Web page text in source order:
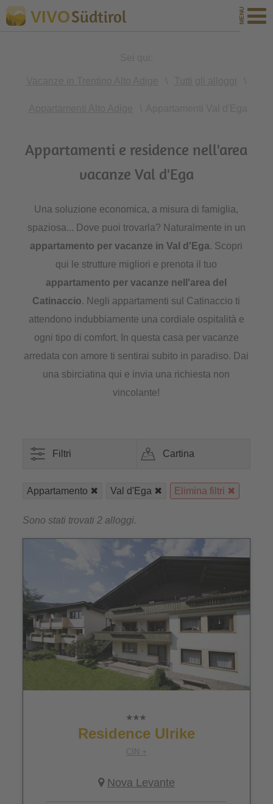
VIVOSüdtirol
Appartamenti e residence nell'area
vacanze Val d'Ega
Una soluzione economica, a misura di famiglia,
spaziosa... Dove puoi trovarla? Naturalmente in un
appartamento per vacanze in Val d'Ega. Scopri
qui le strutture migliori e prenota il tuo
appartamento per vacanze nell'area del
Catinaccio. Negli appartamenti sul Catinaccio ti
attendono indubbiamente una cordiale ospitalità e
ogni tipo di comfort. In questa casa per vacanze
arredata con amore ti sentirai subito in paradiso. Dai
una sbirciatina qui e invia una richiesta non
vincolante!
Filtri Cartina
Appartamento Val d'Ega Elimina filtri
Sono stati trovati 2 alloggi.
Residence Ulrike
CIN +
Nova Levante